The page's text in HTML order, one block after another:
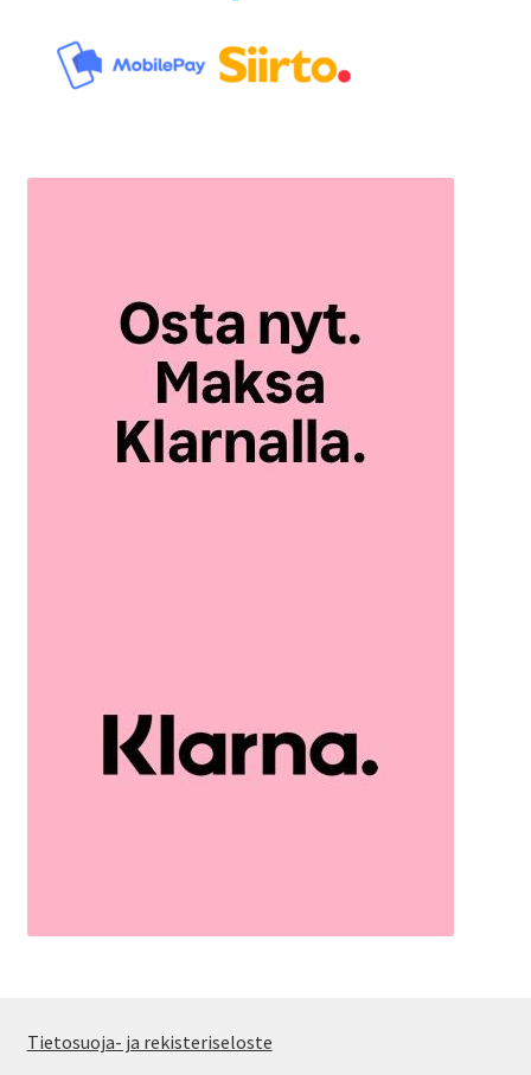
Tietosuoja- ja rekisteriseloste